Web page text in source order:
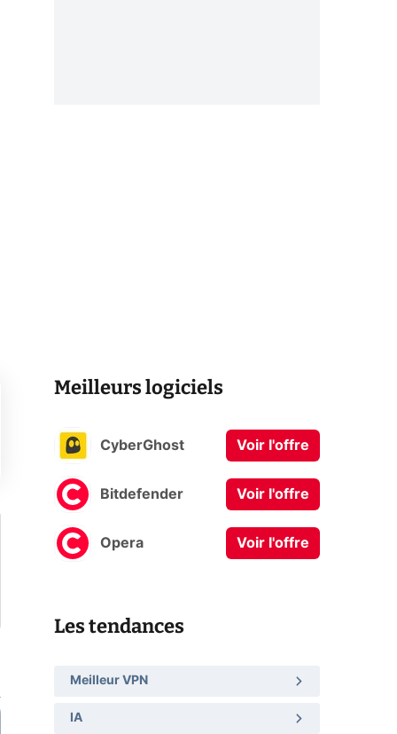
Meilleurs logiciels
CyberGhost Voir l'offre
Bitdefender Voir l'offre
Opera Voir l'offre
Les tendances
Meilleur VPN
IA